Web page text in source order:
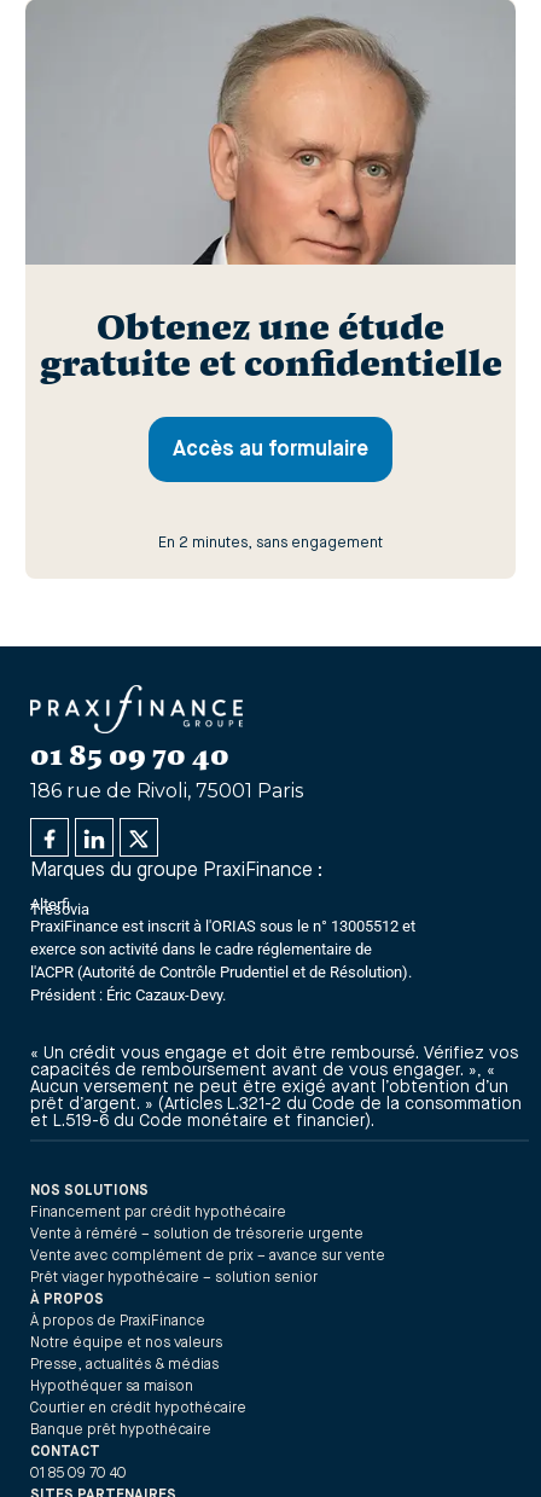
Obtenez une étude
gratuite et confidentielle
Accès au formulaire
En 2 minutes, sans engagement
01 85 09 70 40
186 rue de Rivoli, 75001 Paris
Marques du groupe PraxiFinance :
Alterfi
Trésovia
PraxiFinance est inscrit à l'ORIAS sous le n° 13005512 et
exerce son activité dans le cadre réglementaire de
l'ACPR (Autorité de Contrôle Prudentiel et de Résolution).
Président : Éric Cazaux-Devy.
« Un crédit vous engage et doit être remboursé. Vérifiez vos
capacités de remboursement avant de vous engager. », «
Aucun versement ne peut être exigé avant l’obtention d’un
prêt d’argent. » (Articles L.321-2 du Code de la consommation
et L.519-6 du Code monétaire et financier).
NOS SOLUTIONS
Financement par crédit hypothécaire
Vente à réméré – solution de trésorerie urgente
Vente avec complément de prix – avance sur vente
Prêt viager hypothécaire – solution senior
À PROPOS
À propos de PraxiFinance
Notre équipe et nos valeurs
Presse, actualités & médias
Hypothéquer sa maison
Courtier en crédit hypothécaire
Banque prêt hypothécaire
CONTACT
01 85 09 70 40